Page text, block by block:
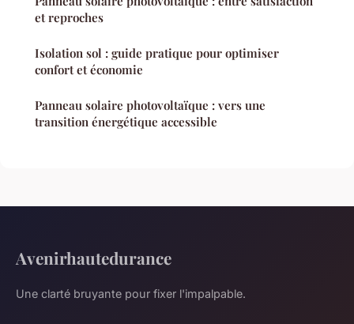
et reproches
Isolation sol : guide pratique pour optimiser
confort et économie
Panneau solaire photovoltaïque : vers une
transition énergétique accessible
Avenirhautedurance
Une clarté bruyante pour fixer l'impalpable.